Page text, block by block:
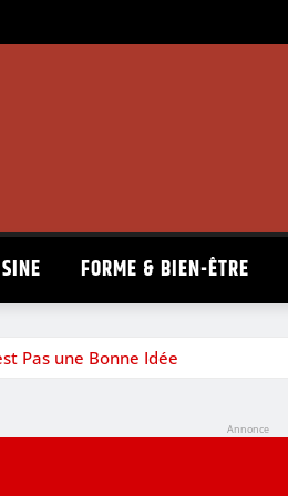
FORME & BIEN-ÊTRE
Pas une Bonne Idée
Annonce